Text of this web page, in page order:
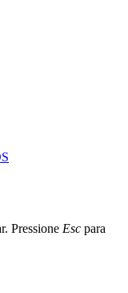
Pressione Esc para